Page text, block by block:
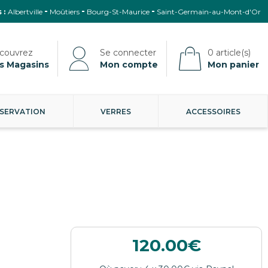
: Albertville Moûtiers Bourg-St-Maurice Saint-Germain-au-Mont-d'Or
Magasins Mon compte Mon panier
VERRES ACCESSOIRES
120.00